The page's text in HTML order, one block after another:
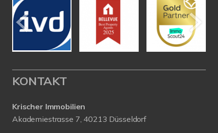
KONTAKT
Krischer Immobilien
Akademiestrasse 7, 40213 Düsseldorf